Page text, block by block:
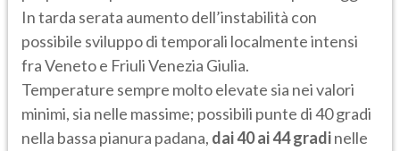
In tarda serata aumento dell’instabilità con
possibile sviluppo di temporali localmente intensi
fra Veneto e Friuli Venezia Giulia.
Temperature sempre molto elevate sia nei valori
minimi, sia nelle massime; possibili punte di 40 gradi
nella bassa pianura padana, dai 40 ai 44 gradinelle